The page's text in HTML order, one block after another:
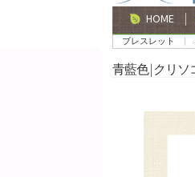
ー
シ
ョ
ン
ン
ツ
へ
ス
HOME
ブレスレット
青藍色 | クリ